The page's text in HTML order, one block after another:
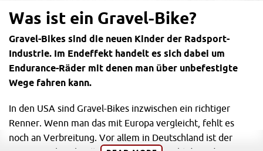
Was ist ein Gravel-Bike?
Gravel-Bikes sind die neuen Kinder der Radsport-
Industrie. Im Endeffekt handelt es sich dabei um
Endurance-Räder mit denen man über unbefestigte
Wege fahren kann.
In den USA sind Gravel-Bikes inzwischen ein richtiger
Renner. Wenn man das mit Europa vergleicht, fehlt es
noch an Verbreitung. Vor allem in Deutschland ist der